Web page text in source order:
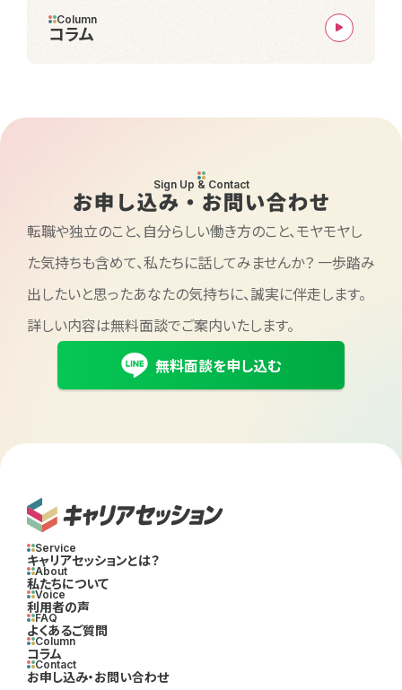
Column
コラム
Sign Up & Contact
お申し込み・お問い合わせ
転職や独立のこと、自分らしい働き方のこと、モヤモヤし
た気持ちも含めて、私たちに話してみませんか？ 一歩踏み
出したいと思ったあなたの気持ちに、誠実に伴走します。
詳しい内容は無料面談でご案内いたします。
無料面談を申し込む
Service
キャリアセッションとは？
About
私たちについて
Voice
利用者の声
FAQ
よくあるご質問
Column
コラム
Contact
お申し込み・お問い合わせ